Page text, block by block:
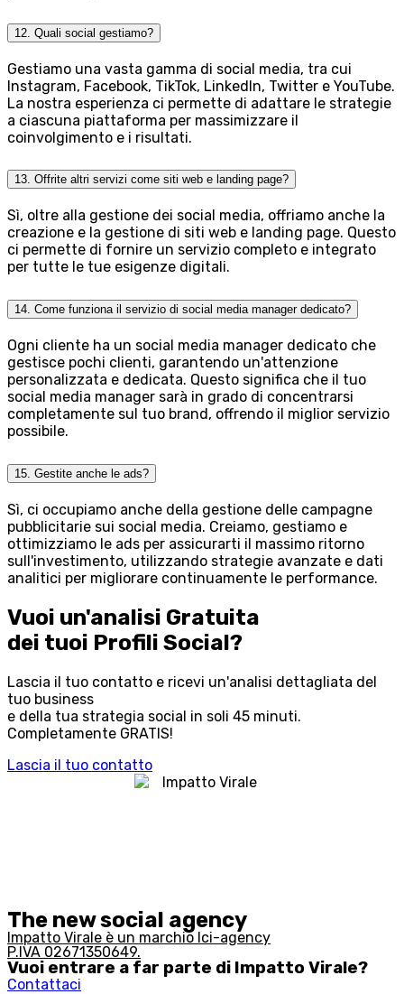
12. Quali social gestiamo?
Gestiamo una vasta gamma di social media, tra cui
Instagram, Facebook, TikTok, LinkedIn, Twitter e YouTube.
La nostra esperienza ci permette di adattare le strategie
a ciascuna piattaforma per massimizzare il
coinvolgimento e i risultati.
13. Offrite altri servizi come siti web e landing page?
Sì, oltre alla gestione dei social media, offriamo anche la
creazione e la gestione di siti web e landing page. Questo
ci permette di fornire un servizio completo e integrato
per tutte le tue esigenze digitali.
14. Come funziona il servizio di social media manager dedicato?
Ogni cliente ha un social media manager dedicato che
gestisce pochi clienti, garantendo un'attenzione
personalizzata e dedicata. Questo significa che il tuo
social media manager sarà in grado di concentrarsi
completamente sul tuo brand, offrendo il miglior servizio
possibile.
15. Gestite anche le ads?
Sì, ci occupiamo anche della gestione delle campagne
pubblicitarie sui social media. Creiamo, gestiamo e
ottimizziamo le ads per assicurarti il massimo ritorno
sull'investimento, utilizzando strategie avanzate e dati
analitici per migliorare continuamente le performance.
Vuoi un'analisi Gratuita
dei tuoi Profili Social?
Lascia il tuo contatto e ricevi un'analisi dettagliata del
tuo business
e della tua strategia social in soli 45 minuti.
Completamente GRATIS!
Lascia il tuo contatto
The new social agency
Impatto Virale è un marchio lci-agency
P.IVA 02671350649.
Vuoi entrare a far parte di Impatto Virale?
Contattaci